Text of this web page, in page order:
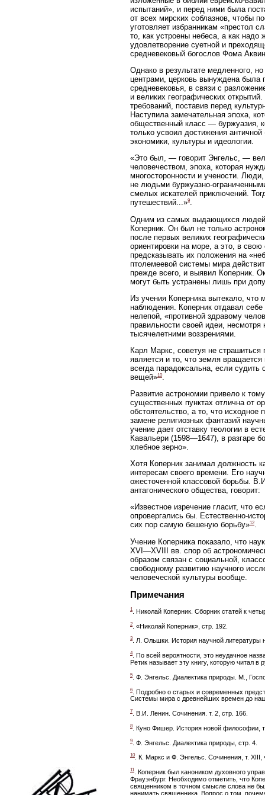
испытаний», и перед ними была
от всех мирских соблазнов, чтобы
уготовляет избранникам «престол
то, как устроены небеса, а как
удовлетворение суетной и
средневековый богослов Фома
Однако в результате медленного,
центрами, церковь вынуждена была
средневековья, в связи с
и великих географических
требований, поставив перед
Наступила замечательная эпоха,
общественный класс — буржуазия,
только усвоил достижения
экономики, культуры и идеологии.
«Это был, — говорит Энгельс, —
человечеством, эпоха, которая
многосторонности и учености.
не людьми буржуазно-
смелых искателей приключений.
путешествий...»9.
Одним из самых выдающихся людей
Коперник. Он был не только
после первых великих
ориентировки на море, а это, в
предсказывать их положения на
птолемеевой системы мира
прежде всего, и выявил Коперник.
могут быть устранены лишь при
Из учения Коперника вытекало, что
наблюдения. Коперник отдавал себе
нелепой, «противной здравому
правильности своей идеи,
тысячелетними воззрениями.
Карл Маркс, советуя не
является и то, что земля вращается
всегда парадоксальна, если
вещей»10
Развитие астрономии привело к
существенных пунктах отлична от
обстоятельство, а то, что
замене религиозных фантазий
учение дает отставку теологии в
Кавальери (1598—1647), в разгаре
хлебное зерно».
Хотя Коперник занимал должность
интересам своего времени. Его
ожесточенной классовой борьбы.
антагонического общества, говорит:
«Известное изречение гласит, что
опровергались бы. Естественно-
сих пор самую бешеную борьбу»12.
Учение Коперника показало, что
XVI—XVIII вв. спор об
образом связан с социальной,
свободному развитию научного
человеческой культуры вообще.
Примечания
1 . Николай Коперник. Сборник статей к
2 . «Николай Коперник», стр. 192.
3 . Л. Ольшки. История научной
4. По всей вероятности, это неудачное
Ретик называет эту книгу, которую читал
5 . Ф. Энгельс. Диалектика природы. М.,
6
. Подробно о старых и современных
Системы мира с древнейших времен до
7 . В.И. Ленин. Сочинения. т. 2, стр. 166.
8 . Куно Фишер. История новой философии,
9 . Ф. Энгельс. Диалектика природы, стр. 4.
10 . К. Маркс и Ф. Энгельс. Сочинения, т. XIII,
11
. Коперник был каноником духовного
Фрауэнбург. Необходимо отметить, что
священником в точном смысле слова не
нанимать священника. Вопрос о том,